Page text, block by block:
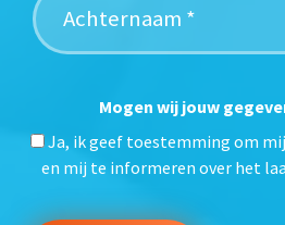
Mogen wij jouw
Ja, ik geef toestemming om
en mij te informeren over het